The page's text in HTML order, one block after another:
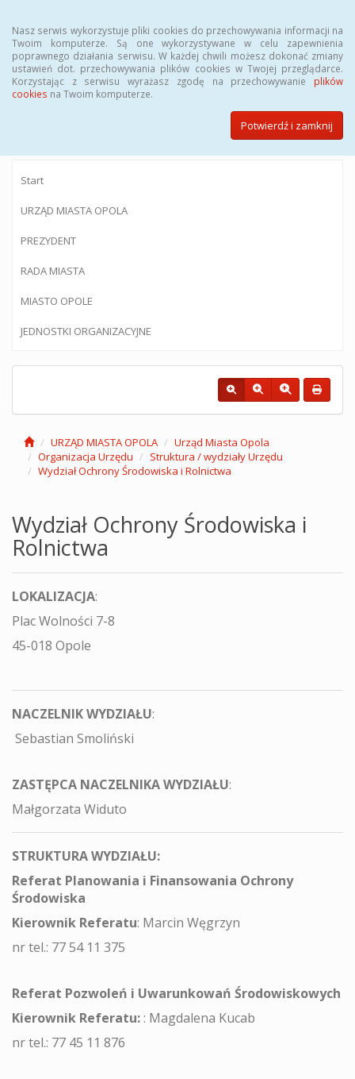
Nasz serwis wykorzystuje pliki cookies do przechowywania informacji na
Twoim komputerze. Są one wykorzystywane w celu zapewnienia
poprawnego działania serwisu. W każdej chwili możesz dokonać zmiany
ustawień dot. przechowywania plików cookies w Twojej przeglądarce.
Korzystając z serwisu wyrażasz zgodę na przechowywanie plików
cookies na Twoim komputerze.
Potwierdź i zamknij
BIULETYN INFORMACJI PUBLICZNEJ
Urzędu Miasta Opola
Start
URZĄD MIASTA OPOLA
PREZYDENT
RADA MIASTA
MIASTO OPOLE
JEDNOSTKI ORGANIZACYJNE
URZĄD MIASTA OPOLA
Urząd Miasta Opola
Organizacja Urzędu
Struktura / wydziały Urzędu
Wydział Ochrony Środowiska i Rolnictwa
Wydział Ochrony Środowiska i
Rolnictwa
LOKALIZACJA:
Plac Wolności 7-8
45-018 Opole
NACZELNIK WYDZIAŁU:
Sebastian Smoliński
ZASTĘPCA NACZELNIKA WYDZIAŁU:
Małgorzata Widuto
STRUKTURA WYDZIAŁU:
Referat Planowania i Finansowania Ochrony
Środowiska
Kierownik Referatu: Marcin Węgrzyn
nr tel.: 77 54 11 375
Referat Pozwoleń i Uwarunkowań Środowiskowych
Kierownik Referatu:: Magdalena Kucab
nr tel.: 77 45 11 876